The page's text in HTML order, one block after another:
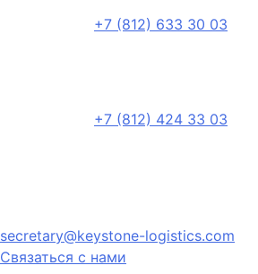
+7 (812) 633 30 03
+7 (812) 424 33 03
secretary@keystone-logistics.com
Связаться с нами